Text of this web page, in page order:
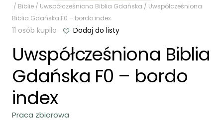
/ Biblie / Uwspółcześniona Biblia Gdańska / Uwspółcześniona
Biblia Gdańska F0 – bordo index
11 osób kupiło Dodaj do listy
Uwspółcześniona Biblia
Gdańska F0 – bordo
index
Praca zbiorowa